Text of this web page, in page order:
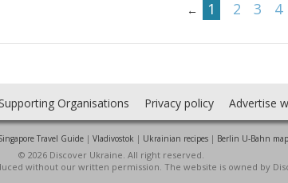
← 1 2 3 4
Organisations Privacy policy Advertise
Travel Guide| Vladivostok | Ukrainian recipes| Berlin U-Bahn map
© 2026 Discover Ukraine. All right reserved.
without our written permission. The website is owned by